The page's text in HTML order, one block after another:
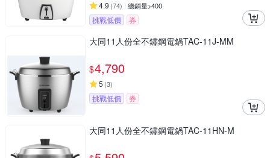
4.9 (74) 總銷量>400
挑戰低價 券
大同11人份全不鏽鋼電鍋TAC-11J-MM
$4,790
5 (3)
挑戰低價 券
大同11人份全不鏽鋼電鍋TAC-11HN-M